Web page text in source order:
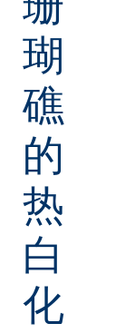
瑚
礁
的
热
白
化